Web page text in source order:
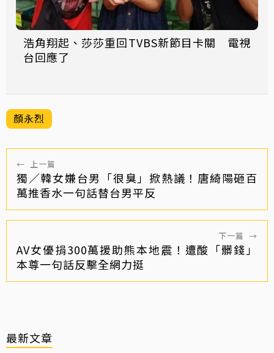
浩角翔起、莎莎重回TVBS新節目卡關 電視
台回應了
顏永烈
← 上一篇
獨／韓女嫌台男「很臭」掀熱議！唐綺陽砸百
萬推香水一句話替台男平反
下一篇 →
AV女優捐300萬援助熊本地震！遭酸「髒錢」
本尊一句話反擊全網力挺
最新文章